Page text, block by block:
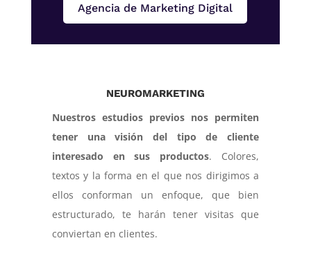
Agencia de Marketing Digital
NEUROMARKETING
Nuestros estudios previos nos permiten
tener una visión del tipo de cliente
interesado en sus productos. Colores,
textos y la forma en el que nos dirigimos a
ellos conforman un enfoque, que bien
estructurado, te harán tener visitas que
conviertan en clientes.